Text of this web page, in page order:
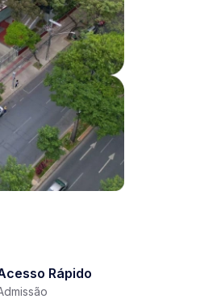
Rápido